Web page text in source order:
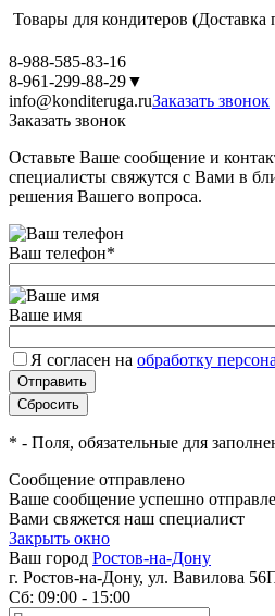
Товары для кондитеров (Доставка
8-988-585-83-16
8-961-299-88-29▼
info@konditeruga.ruЗаказать звонок
Заказать звонок
Оставьте Ваше сообщение и
специалисты свяжутся с Вами в
решения Вашего вопроса.
Ваш телефон*
Ваше имя
Я согласен на обработку
* - Поля, обязательные для
Сообщение отправлено
Ваше сообщение успешно
Вами свяжется наш специалист
Закрыть окно
Ваш город Ростов-на-Дону
г. Ростов-на-Дону, ул. Вавилова 56
Сб: 09:00 - 15:00